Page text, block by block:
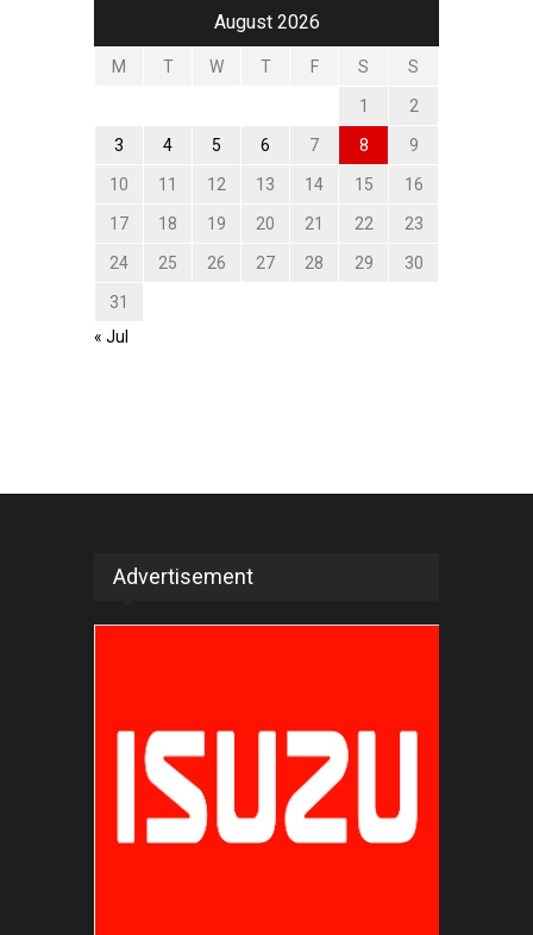
August 2026
M T W T F S S
1 2
3 4 5 6 7 8 9
10 11 12 13 14 15 16
17 18 19 20 21 22 23
24 25 26 27 28 29 30
31
« Jul
Advertisement